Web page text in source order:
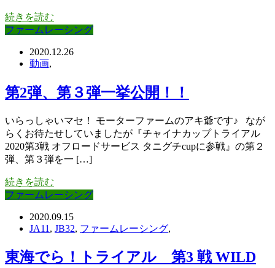
続きを読む
ファームレーシング
2020.12.26
動画,
第2弾、第３弾一挙公開！！
いらっしゃいマセ！ モーターファームのアキ爺です♪ なが
らくお待たせしていましたが『チャイナカップトライアル
2020第3戦 オフロードサービス タニグチcupに参戦』の第２
弾、第３弾を一 […]
続きを読む
ファームレーシング
2020.09.15
JA11 , JB32, ファームレーシング,
東海でら！トライアル 第3 戦 WILD